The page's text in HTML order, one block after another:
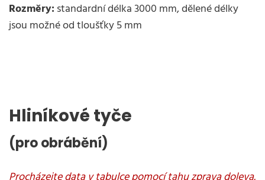
Rozměry: standardní délka 3000 mm, dělené délky
jsou možné od tloušťky 5 mm
Hliníkové tyče
(pro obrábění)